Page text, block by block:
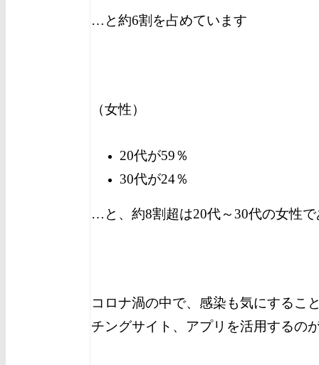
…と約6割を占めています
（女性）
20代が59％
30代が24％
…と、約8割超は20代～30代の女性
コロナ渦の中で、感染も気にするこ
チングサイト、アプリを活用するの